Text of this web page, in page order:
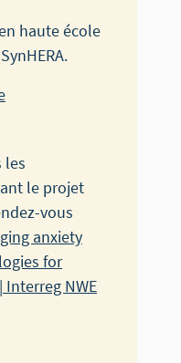
haute école
les
le projet
vous
anxiety
for
NWE